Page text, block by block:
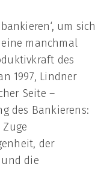
um sich
manchmal
des
1997, Lindner
Seite –
des Bankierens:
der
die